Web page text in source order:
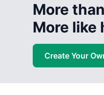
More
More like
Create Your